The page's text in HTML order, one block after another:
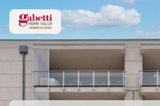
Torna ai progetti